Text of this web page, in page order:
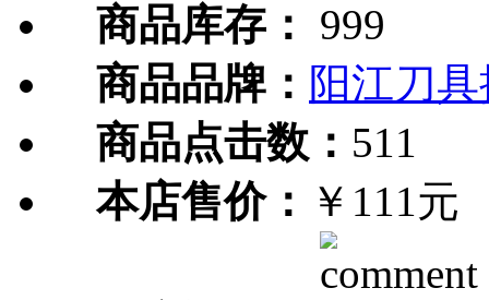
商品库存：
999
商品品牌： 阳江刀
商品点击数： 511
本店售价： ￥111元